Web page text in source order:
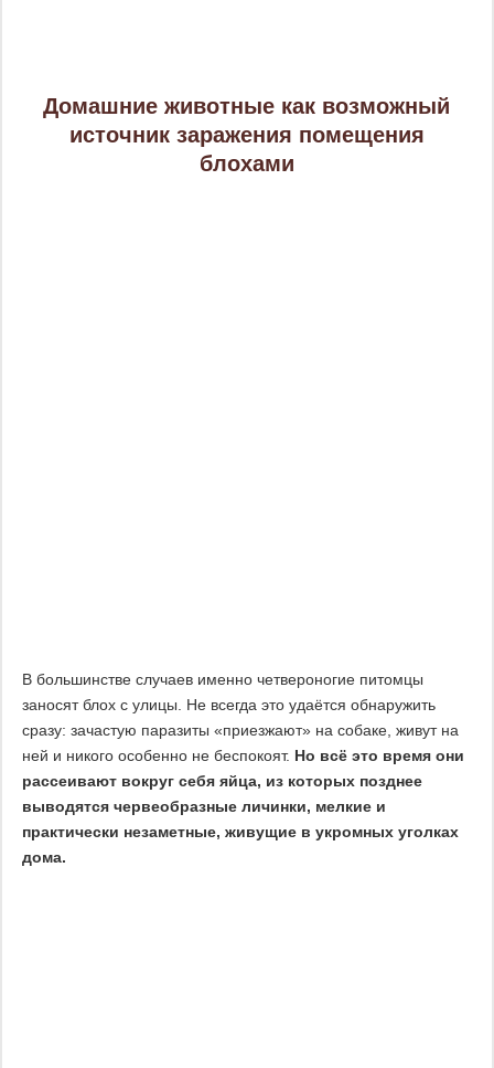
Домашние животные как возможный
источник заражения помещения
блохами
В большинстве случаев именно четвероногие питомцы
заносят блох с улицы. Не всегда это удаётся обнаружить
сразу: зачастую паразиты «приезжают» на собаке, живут на
ней и никого особенно не беспокоят. Но всё это время они
рассеивают вокруг себя яйца, из которых позднее
выводятся червеобразные личинки, мелкие и
практически незаметные, живущие в укромных уголках
дома.